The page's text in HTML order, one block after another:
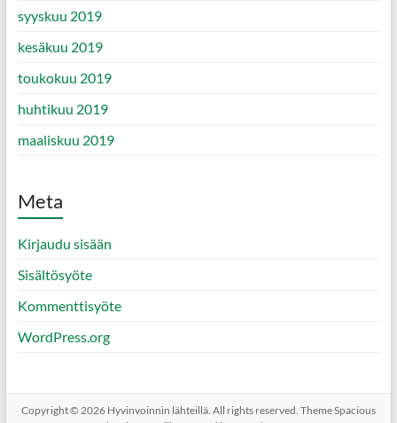
syyskuu 2019
kesäkuu 2019
toukokuu 2019
huhtikuu 2019
maaliskuu 2019
Meta
Kirjaudu sisään
Sisältösyöte
Kommenttisyöte
WordPress.org
Copyright © 2026 Hyvinvoinnin lähteillä. All rights reserved. ThemeSpacious